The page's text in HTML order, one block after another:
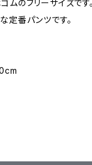
ムのフリーサイズです。
定番パンツです。